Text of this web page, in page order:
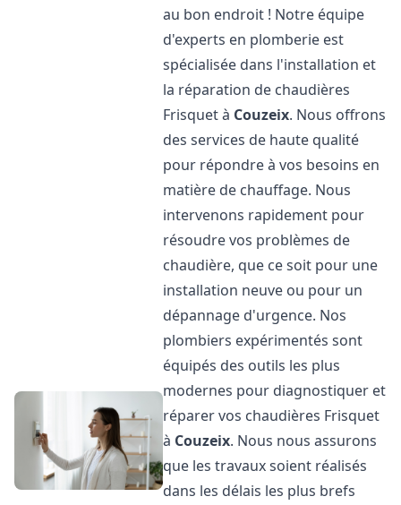
au bon endroit ! Notre équipe
d'experts en plomberie est
spécialisée dans l'installation et
la réparation de chaudières
Frisquet à Couzeix. Nous offrons
des services de haute qualité
pour répondre à vos besoins en
matière de chauffage. Nous
intervenons rapidement pour
résoudre vos problèmes de
chaudière, que ce soit pour une
installation neuve ou pour un
dépannage d'urgence. Nos
plombiers expérimentés sont
équipés des outils les plus
modernes pour diagnostiquer et
réparer vos chaudières Frisquet
à Couzeix. Nous nous assurons
que les travaux soient réalisés
dans les délais les plus brefs